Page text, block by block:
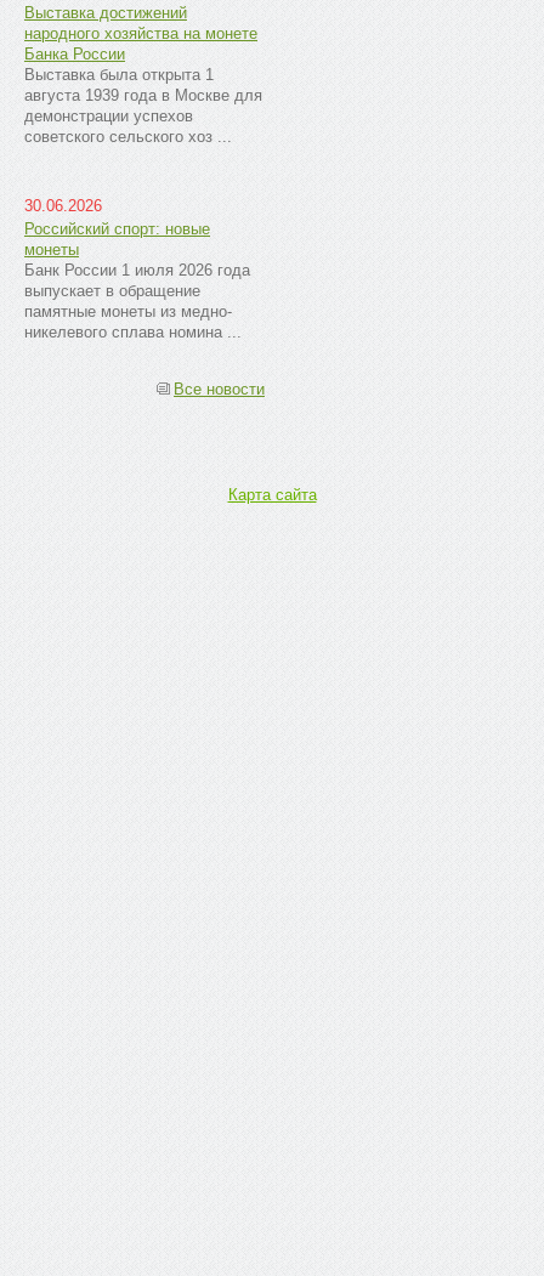
Выставка достижений
народного хозяйства на монете
Банка России
Выставка была открыта 1
августа 1939 года в Москве для
демонстрации успехов
советского сельского хоз ...
30.06.2026
Российский спорт: новые
монеты
Банк России 1 июля 2026 года
выпускает в обращение
памятные монеты из медно-
никелевого сплава номина ...
Все новости
Карта сайта